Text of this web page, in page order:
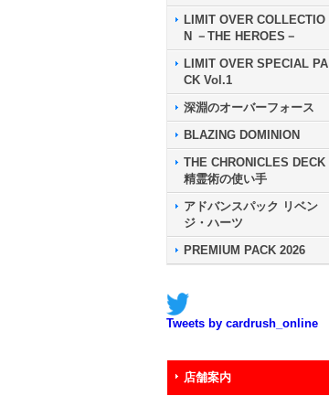
LIMIT OVER COLLECTIO
N －THE HEROES－
LIMIT OVER SPECIAL PA
CK Vol.1
深淵のオーバーフォース
BLAZING DOMINION
THE CHRONICLES DECK
精霊術の使い手
アドバンスパック リベン
ジ・ハーツ
PREMIUM PACK 2026
Tweets by cardrush_online
店舗案内